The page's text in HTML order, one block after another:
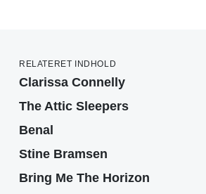
RELATERET INDHOLD
Clarissa Connelly
The Attic Sleepers
Benal
Stine Bramsen
Bring Me The Horizon